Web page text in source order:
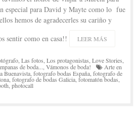
especial para David y Mayte como lo fue
hemos de agradecerles su cariño y
sentir como en casa!!
LEER MÁS
,Las fotos,Los protagonistas,Love Stories,
de boda...,Vámonos de boda!
Arte en
Buenavista,fotografo bodas España,fotografo de
,fotografo de bodas Galicia,fotomatón bodas,
,photocall